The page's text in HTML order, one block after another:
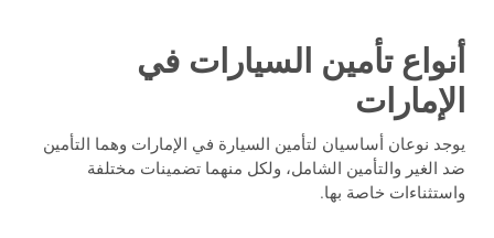
أنواع تأمين السيارات في
الإمارات
يوجد نوعان أساسيان لتأمين السيارة في الإمارات وهما التأمين
ضد الغير والتأمين الشامل، ولكل منهما تضمينات مختلفة
واستثناءات خاصة بها.